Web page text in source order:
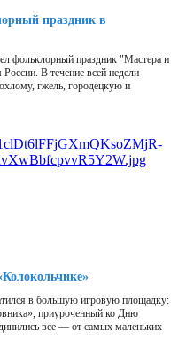
праздник в
фольклорный праздник "Мастера и
В течение всей недели
гжель, городецкую и
в большую игровую площадку:
приуроченный ко Дню
все — от самых маленьких